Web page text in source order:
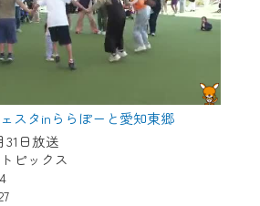
スタinららぽーと愛知東郷
31日放送
ピックス